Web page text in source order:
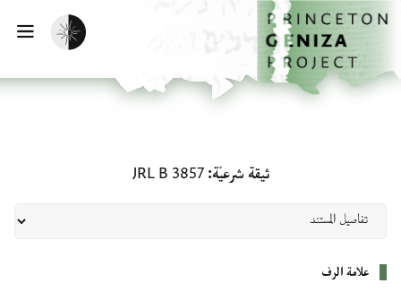
إلى المحتوى الرئيسي
الرئيسية
تفعيل الوضع المظلم
ثيقة شرعيّة JRL B 3857
علامة الرف